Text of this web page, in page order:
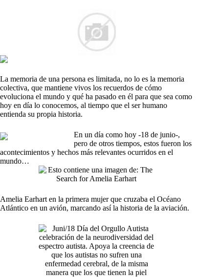
La memoria de una persona es limitada, no lo es la memoria
colectiva, que mantiene vivos los recuerdos de cómo
evoluciona el mundo y qué ha pasado en él para que sea como
hoy en día lo conocemos, al tiempo que el ser humano
entienda su propia historia.
En un día como hoy -18 de junio-,
pero de otros tiempos, estos fueron los
acontecimientos y hechos más relevantes ocurridos en el
mundo…
Amelia Earhart en la primera mujer que cruzaba el Océano
Atlántico en un avión, marcando así la historia de la aviación.